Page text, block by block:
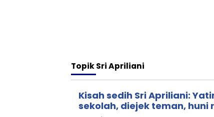
TopikSri Apriliani
Kisah sedih Sri Apriliani:
sekolah, diejek teman, huni